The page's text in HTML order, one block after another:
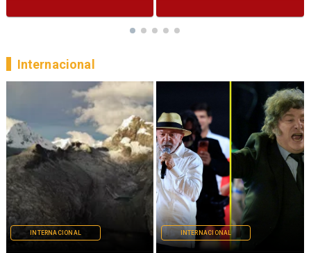
INTERNACIONAL INTERNACIONAL
Internacional